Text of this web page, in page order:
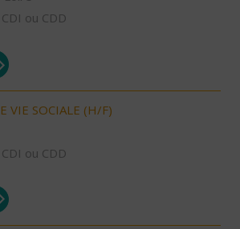
ou CDD
VIE SOCIALE (H/F)
ou CDD